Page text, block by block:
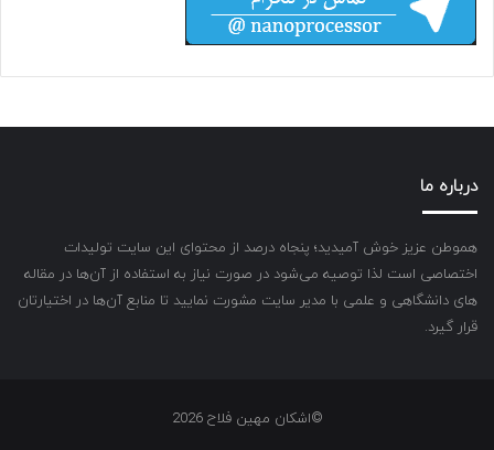
درباره ما
هموطن عزیز خوش آمیدید؛ پنجاه درصد از محتوای این سایت تولیدات
اختصاصی است لذا توصیه می‌شود در صورت نیاز به استفاده از آن‌ها در مقاله
های دانشگاهی و علمی با مدیر سایت مشورت نمایید تا منابع آن‌ها در اختیارتان
قرار گیرد.
©اشکان مهین فلاح 2026